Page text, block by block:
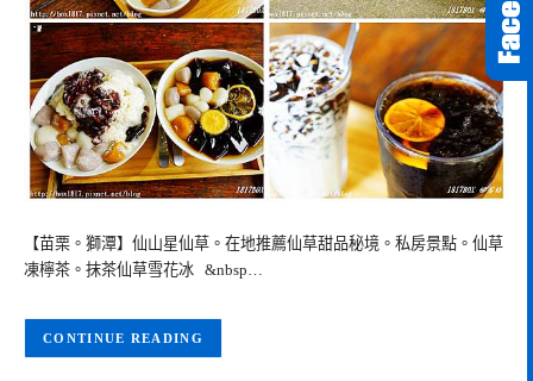
【苗栗。獅潭】仙山星仙草。在地推薦仙草甜品秘境。私房景點。仙草
凍檸茶。抹茶仙草雪花冰 &nbsp…
CONTINUE READING